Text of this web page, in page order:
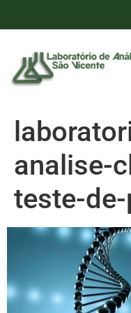
analise-
teste-